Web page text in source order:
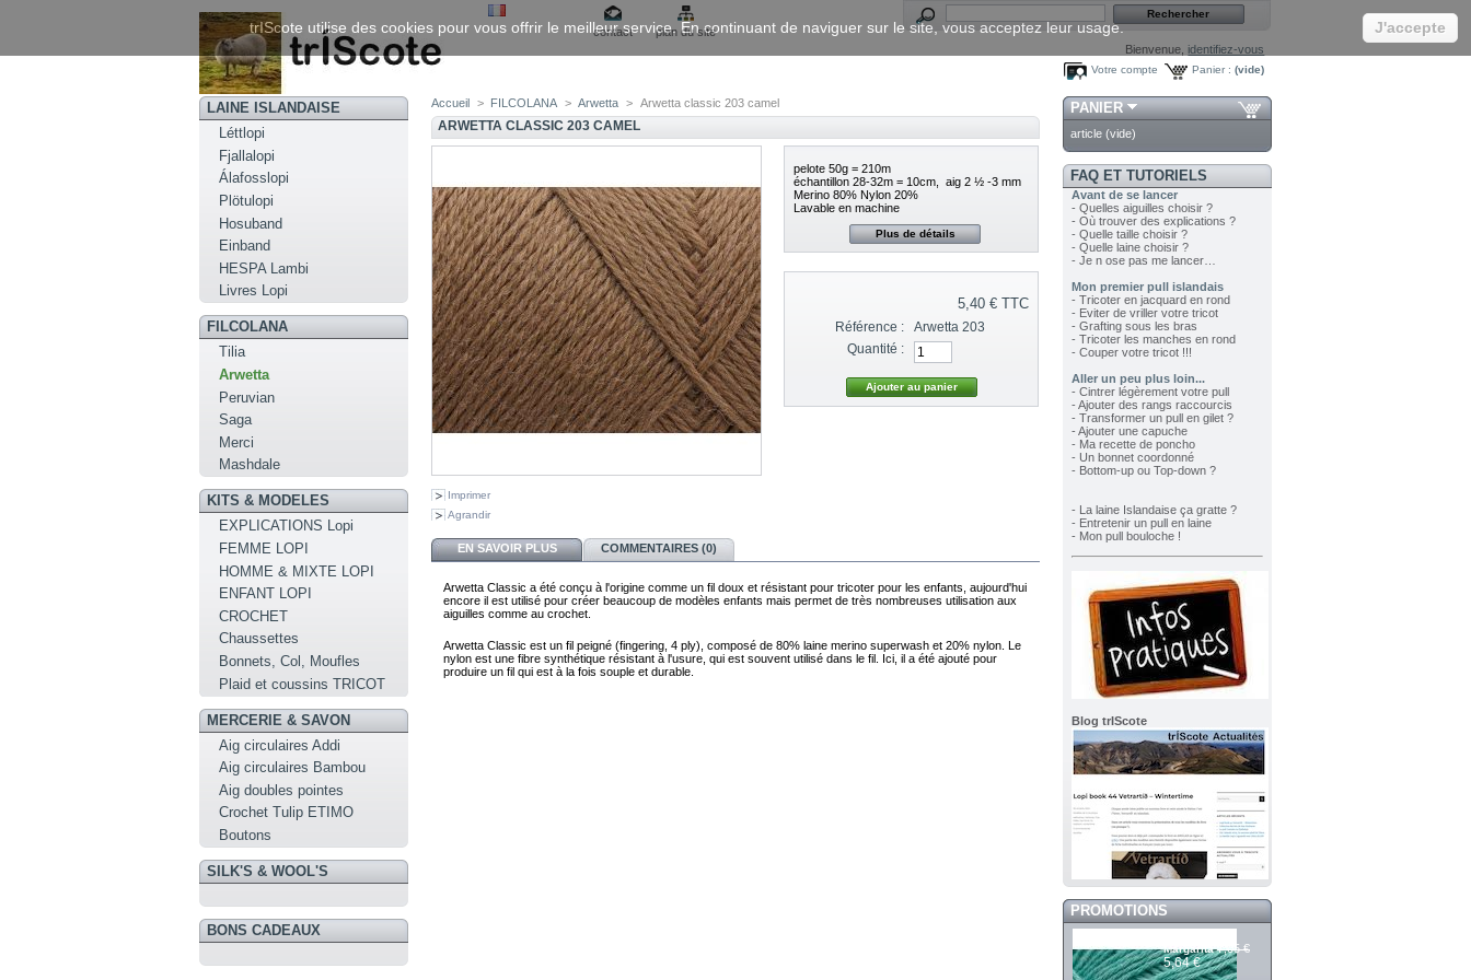
contact
plan du site
Bienvenue, identifiez-vous
Panier : (vide)
Votre compte
LAINE ISLANDAISE
Léttlopi
Fjallalopi
Álafosslopi
Plötulopi
Hosuband
Einband
HESPA Lambi
Livres Lopi
FILCOLANA
Tilia
Arwetta
Peruvian
Saga
Merci
Mashdale
KITS & MODELES
EXPLICATIONS Lopi
FEMME LOPI
HOMME & MIXTE LOPI
ENFANT LOPI
CROCHET
Chaussettes
Bonnets, Col, Moufles
Plaid et coussins TRICOT
MERCERIE & SAVON
Aig circulaires Addi
Aig circulaires Bambou
Aig doubles pointes
Crochet Tulip ETIMO
Boutons
SILK'S & WOOL'S
BONS CADEAUX
Accueil > FILCOLANA > Arwetta > Arwetta classic 203 camel
ARWETTA CLASSIC 203 CAMEL
Imprimer
Agrandir
pelote 50g = 210m
échantillon 28-32m = 10cm, aig 2 ½ -3 mm
Merino 80% Nylon 20%
Lavable en machine
Plus de détails
5,40 €TTC
Référence :
Arwetta 203
Quantité :
EN SAVOIR PLUS COMMENTAIRES (0)
Arwetta Classic a été conçu à l'origine comme un fil doux et résistant pour tricoter pour les enfants, aujourd'hui
encore il est utilisé pour créer beaucoup de modèles enfants mais permet de très nombreuses utilisation aux
aiguilles comme au crochet.
Arwetta Classic est un fil peigné (fingering, 4 ply), composé de 80% laine merino superwash et 20% nylon. Le
nylon est une fibre synthétique résistant à l'usure, qui est souvent utilisé dans le fil. Ici, il a été ajouté pour
produire un fil qui est à la fois souple et durable.
PANIER
article (vide)
FAQ ET TUTORIELS
Avant de se lancer
- Quelles aiguilles choisir ?
- Où trouver des explications ?
- Quelle taille choisir ?
- Quelle laine choisir ?
- Je n ose pas me lancer…
Mon premier pull islandais
- Tricoter en jacquard en rond
- Eviter de vriller votre tricot
- Grafting sous les bras
- Tricoter les manches en rond
- Couper votre tricot !!!
Aller un peu plus loin...
- Cintrer légèrement votre pull
- Ajouter des rangs raccourcis
- Transformer un pull en gilet ?
- Ajouter une capuche
- Ma recette de poncho
- Un bonnet coordonné
- Bottom-up ou Top-down ?
- La laine Islandaise ça gratte ?
- Entretenir un pull en laine
- Mon pull bouloche !
Blog trIScote
PROMOTIONS
Margarita 7,05 €
5,64 €
trIScote utilise des cookies pour vous offrir le meilleur service. En continuant de naviguer sur le site, vous acceptez leur usage. J'accepte